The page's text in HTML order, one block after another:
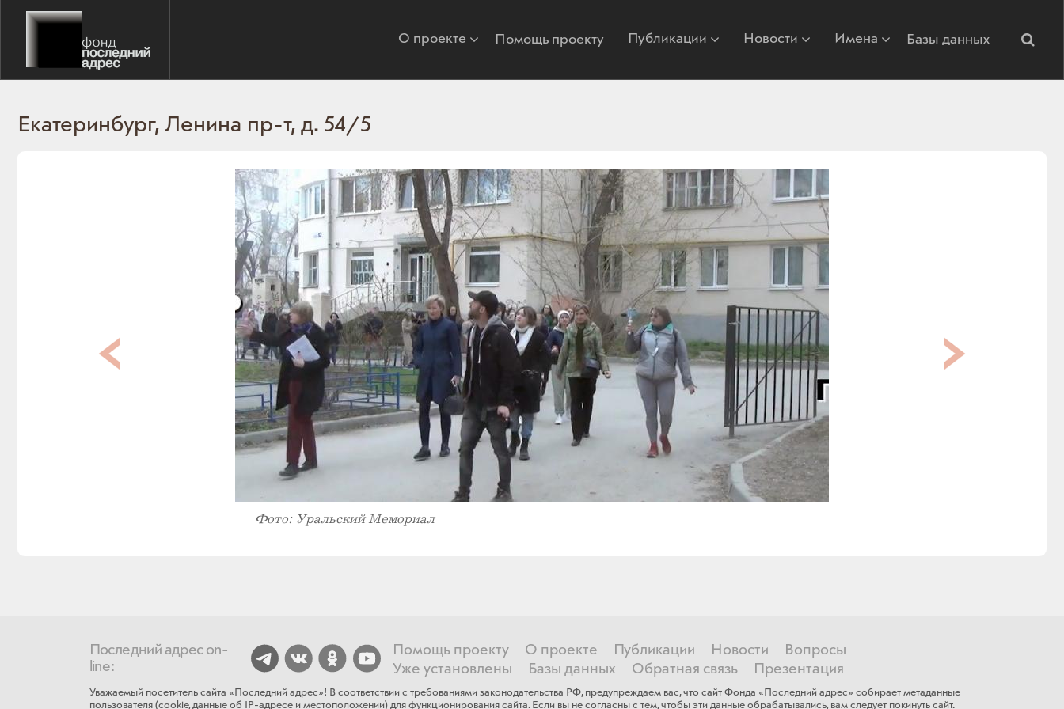
О проекте Помощь проекту Публикации Новости Имена Базы данных
Екатеринбург, Ленина пр-т, д. 54/5
Фото: Уральский Мемориал
Последний адрес on-
line:
Помощь проекту О проекте Публикации Новости
Вопросы
Уже установлены
Базы данных Обратная связь Презентация
Уважаемый посетитель сайта «Последний адрес»! В соответствии с требованиями законодательства РФ, предупреждаем вас, что сайт Фонда «Последний адрес» собирает метаданные
пользователя (cookie, данные об IP-адресе и местоположении) для функционирования сайта​. Если ​вы не согласны с тем, чтобы эти данные обрабатывались, ​вам ​следует покинуть сайт.